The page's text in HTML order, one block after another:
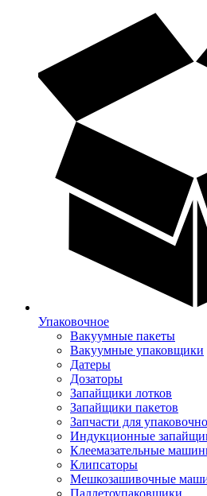
Упаковочное
Вакуумные пакеты
Вакуумные упаковщики
Датеры
Дозаторы
Запайщики лотков
Запайщики пакетов
Запчасти для
Индукционные
Клеемазательные
Клипсаторы
Мешкозашивочные
Паллетоупаковщики